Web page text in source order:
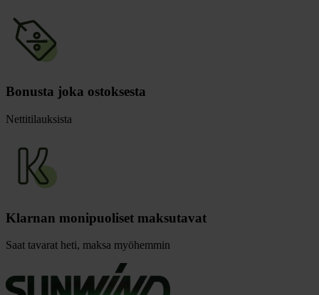
Bonusta joka ostoksesta
Nettitilauksista
Klarnan monipuoliset maksutavat
Saat tavarat heti, maksa myöhemmin